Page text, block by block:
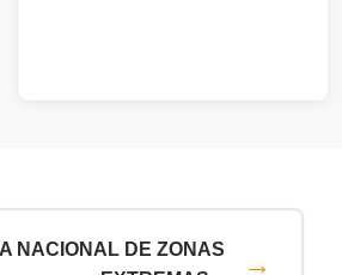
NACIONAL DE ZONAS